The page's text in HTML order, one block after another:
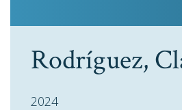
Rodríguez,
2024